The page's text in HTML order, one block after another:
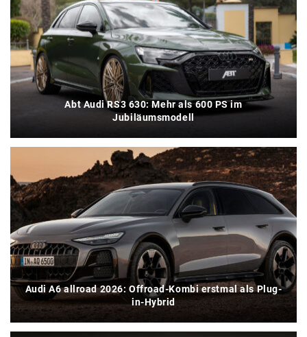
Abt Audi RS3 630: Mehr als 600 PS im
Jubiläumsmodell
Audi A6 allroad 2026: Offroad-Kombi erstmal als Plug-
in-Hybrid